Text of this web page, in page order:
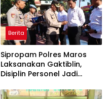
Berita
Sipropam Polres Maros
Laksanakan Gaktiblin,
Disiplin Personel Jadi